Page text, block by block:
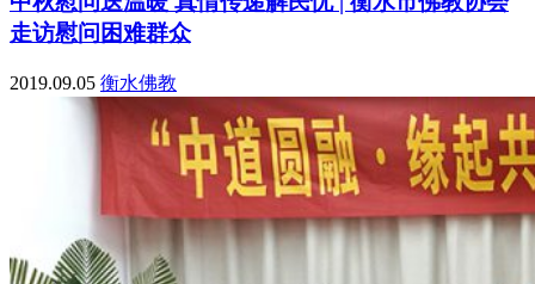
走访慰问困难群众
2019.09.05 衡水佛教